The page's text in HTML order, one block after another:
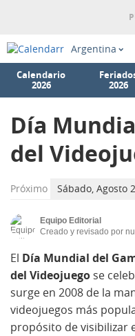
Argentina
Calendario
2026
2026
Día
del
Próximo Sábado, Agosto
Equipo Editorial
Creado y revisado por
El Día Mundial del
del Videojuego se
surge en 2008 de la
videojuegos más
propósito de visibilizar